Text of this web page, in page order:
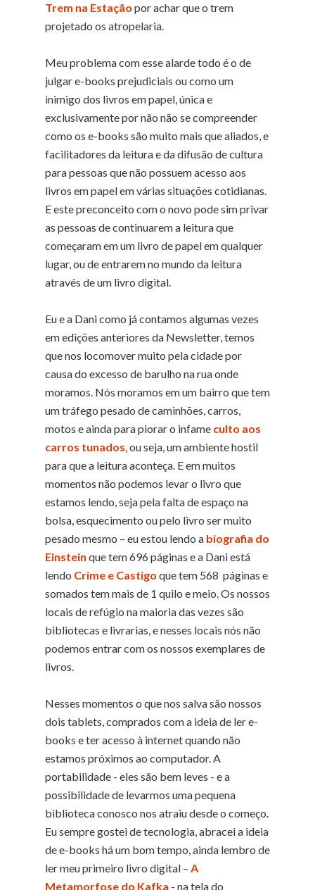
Trem na Estação por achar que o trem
projetado os atropelaria.
Meu problema com esse alarde todo é o de
julgar e-books prejudiciais ou como um
inimigo dos livros em papel, única e
exclusivamente por não não se compreender
como os e-books são muito mais que aliados, e
facilitadores da leitura e da difusão de cultura
para pessoas que não possuem acesso aos
livros em papel em várias situações cotidianas.
E este preconceito com o novo pode sim privar
as pessoas de continuarem a leitura que
começaram em um livro de papel em qualquer
lugar, ou de entrarem no mundo da leitura
através de um livro digital.
Eu e a Dani como já contamos algumas vezes
em edições anteriores da Newsletter, temos
que nos locomover muito pela cidade por
causa do excesso de barulho na rua onde
moramos. Nós moramos em um bairro que tem
um tráfego pesado de caminhões, carros,
motos e ainda para piorar o infame culto aos
carros tunados, ou seja, um ambiente hostil
para que a leitura aconteça. E em muitos
momentos não podemos levar o livro que
estamos lendo, seja pela falta de espaço na
bolsa, esquecimento ou pelo livro ser muito
pesado mesmo – eu estou lendo a biografia do
Einstein que tem 696 páginas e a Dani está
lendo Crime e Castigo que tem 568 páginas e
somados tem mais de 1 quilo e meio. Os nossos
locais de refúgio na maioria das vezes são
bibliotecas e livrarias, e nesses locais nós não
podemos entrar com os nossos exemplares de
livros.
Nesses momentos o que nos salva são nossos
dois tablets, comprados com a ideia de ler e-
books e ter acesso à internet quando não
estamos próximos ao computador. A
portabilidade - eles são bem leves - e a
possibilidade de levarmos uma pequena
biblioteca conosco nos atraiu desde o começo.
Eu sempre gostei de tecnologia, abracei a ideia
de e-books há um bom tempo, ainda lembro de
ler meu primeiro livro digital – A
Metamorfose do Kafka - na tela do